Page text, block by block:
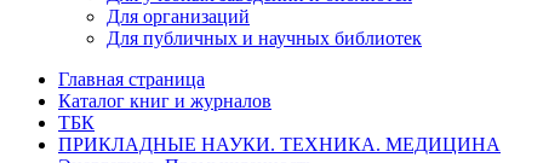
Для организаций
Для публичных и научных библиотек
Главная страница
Каталог книг и журналов
ТБК
ПРИКЛАДНЫЕ НАУКИ. ТЕХНИКА. МЕДИЦИНА